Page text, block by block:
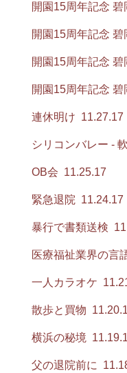
開園15周年記念
開園15周年記念
開園15周年記念
開園15周年記念
連休明け 11.27.17
シリコンバレー -
OB会 11.25.17
緊急退院 11.24.17
暴行で書類送検
医療福祉業界の言
一人カラオケ
散歩と買物
横浜の秘境
父の退院前に